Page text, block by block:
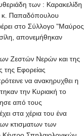
των : Καρακελίδη
κ. Παπαδόπουλου
στο Σύλλογο "Μαύρος
απονεμήθηκαν
Ζεστών Νερών και της
της Εφορείας
να ανακηρυχθει η
την Κυριακή το
από τους
στα χέρια του ένα
κτισματων των